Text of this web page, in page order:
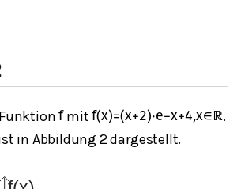
fmitf(x)=(x+2)⋅e−x+4,x∈ ℝ.
in Abbildung 2 dargestellt.